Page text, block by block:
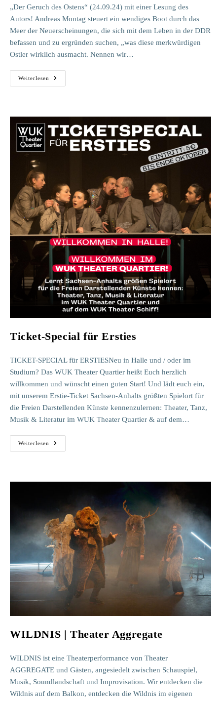
„Der Geruch des Ostens“ (24.09.24) mit einer Lesung des
Autors! Andreas Montag steuert ein wendiges Boot durch das
Meer der Neuerscheinungen, die sich mit dem Leben in der DDR
befassen und zu ergründen suchen, „was diese merkwürdigen
Ostler wirklich ausmacht. Nennen wir…
Weiterlesen
Buchpremiere
Andreas
Ticket-Special für Ersties
TICKET-SPECIAL für ERSTIESNeu in Halle und / oder im
Studium? Das WUK Theater Quartier heißt Euch herzlich
willkommen und wünscht einen guten Start! Und lädt euch ein,
mit unserem Erstie-Ticket Sachsen-Anhalts größten Spielort für
die Freien Darstellenden Künste kennenzulernen: Theater, Tanz,
Musik & Literatur im WUK Theater Quartier & auf dem…
Weiterlesen
Ticket-
Special
WILDNIS | Theater Aggregate
WILDNIS ist eine Theaterperformance von Theater
AGGREGATE und Gästen, angesiedelt zwischen Schauspiel,
Musik, Soundlandschaft und Improvisation. Wir entdecken die
Wildnis auf dem Balkon, entdecken die Wildnis im eigenen